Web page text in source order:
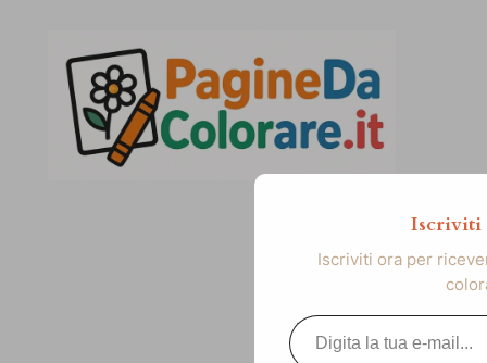
contenuto
Iscriviti
Iscriviti ora per
Digita la tua e-mail...